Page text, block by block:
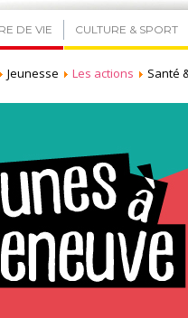
DE VIE CULTURE & SPORT
Jeunesse Les actions Santé